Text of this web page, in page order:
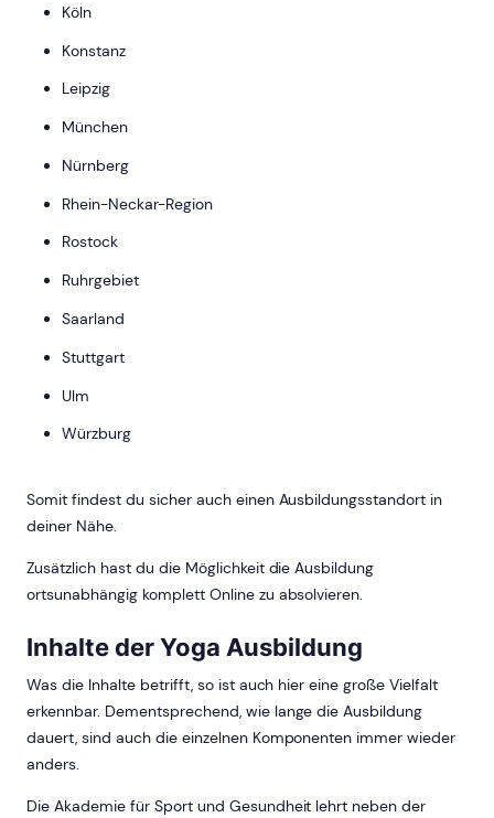
Köln
Konstanz
Leipzig
München
Nürnberg
Rhein-Neckar-Region
Rostock
Ruhrgebiet
Saarland
Stuttgart
Ulm
Würzburg
Somit findest du sicher auch einen Ausbildungsstandort in
deiner Nähe.
Zusätzlich hast du die Möglichkeit die Ausbildung
ortsunabhängig komplett Online zu absolvieren.
Inhalte der Yoga Ausbildung
Was die Inhalte betrifft, so ist auch hier eine große Vielfalt
erkennbar. Dementsprechend, wie lange die Ausbildung
dauert, sind auch die einzelnen Komponenten immer wieder
anders.
Die Akademie für Sport und Gesundheit lehrt neben der